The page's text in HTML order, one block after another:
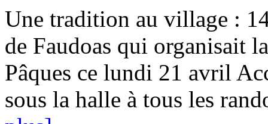
Une tradition au village :
de Faudoas qui organisait
Pâques ce lundi 21 avril
sous la halle à tous les